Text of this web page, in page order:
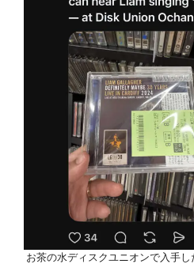
お茶の水ディスクユニオンで入手